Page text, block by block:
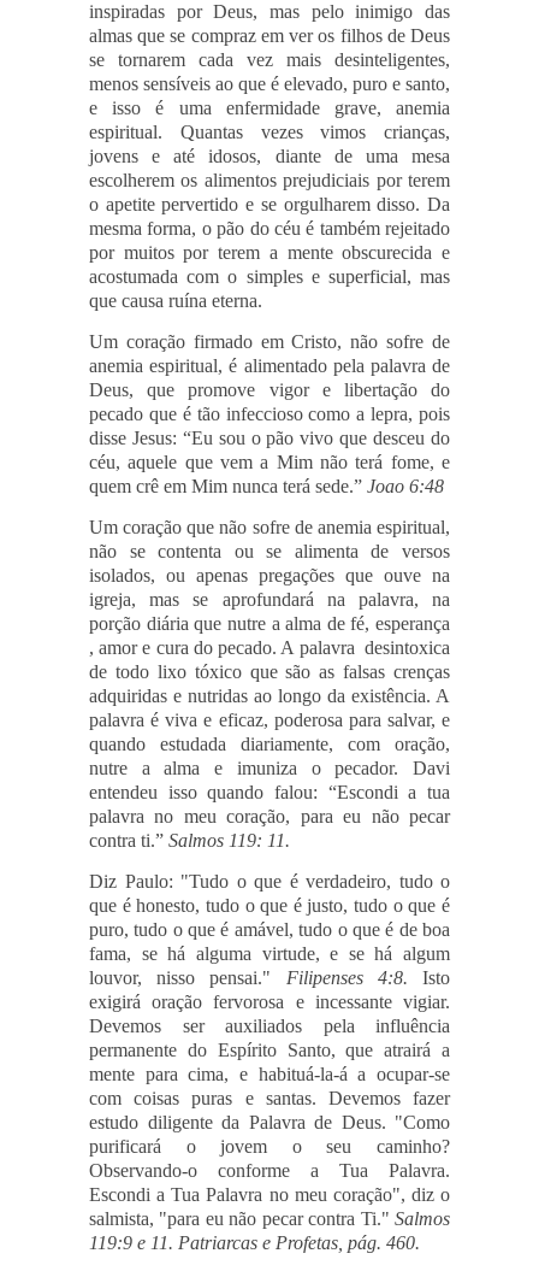
inspiradas por Deus, mas pelo inimigo das
almas que se compraz em ver os filhos de Deus
se tornarem cada vez mais desinteligentes,
menos sensíveis ao que é elevado, puro e santo,
e isso é uma enfermidade grave, anemia
espiritual. Quantas vezes vimos crianças,
jovens e até idosos, diante de uma mesa
escolherem os alimentos prejudiciais por terem
o apetite pervertido e se orgulharem disso. Da
mesma forma, o pão do céu é também rejeitado
por muitos por terem a mente obscurecida e
acostumada com o simples e superficial, mas
que causa ruína eterna.
Um coração firmado em Cristo, não sofre de
anemia espiritual, é alimentado pela palavra de
Deus, que promove vigor e libertação do
pecado que é tão infeccioso como a lepra, pois
disse Jesus: “Eu sou o pão vivo que desceu do
céu, aquele que vem a Mim não terá fome, e
quem crê em Mim nunca terá sede.” Joao 6:48
Um coração que não sofre de anemia espiritual,
não se contenta ou se alimenta de versos
isolados, ou apenas pregações que ouve na
igreja, mas se aprofundará na palavra, na
porção diária que nutre a alma de fé, esperança
, amor e cura do pecado. A palavra desintoxica
de todo lixo tóxico que são as falsas crenças
adquiridas e nutridas ao longo da existência. A
palavra é viva e eficaz, poderosa para salvar, e
quando estudada diariamente, com oração,
nutre a alma e imuniza o pecador. Davi
entendeu isso quando falou: “Escondi a tua
palavra no meu coração, para eu não pecar
contra ti.” Salmos 119: 11.
Diz Paulo: "Tudo o que é verdadeiro, tudo o
que é honesto, tudo o que é justo, tudo o que é
puro, tudo o que é amável, tudo o que é de boa
fama, se há alguma virtude, e se há algum
louvor, nisso pensai." Filipenses 4:8. Isto
exigirá oração fervorosa e incessante vigiar.
Devemos ser auxiliados pela influência
permanente do Espírito Santo, que atrairá a
mente para cima, e habituá-la-á a ocupar-se
com coisas puras e santas. Devemos fazer
estudo diligente da Palavra de Deus. "Como
purificará o jovem o seu caminho?
Observando-o conforme a Tua Palavra.
Escondi a Tua Palavra no meu coração", diz o
salmista, "para eu não pecar contra Ti." Salmos
119:9 e 11. Patriarcas e Profetas, pág. 460.